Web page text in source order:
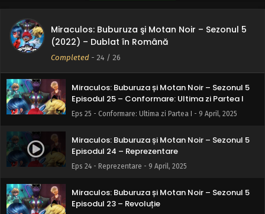
Miraculos: Buburuza şi Motan Noir – Sezonul 5
(2022) – Dublat în Română
Completed - 24 / 26
Miraculos: Buburuza și Motan Noir – Sezonul 5
Episodul 26 – Recreație: Ultima zi Partea II
Eps 26 - Recreație: Ultima zi Partea II - 9 April, 2025
Miraculos: Buburuza și Motan Noir – Sezonul 5
Episodul 25 – Conformare: Ultima zi Partea I
Eps 25 - Conformare: Ultima zi Partea I - 9 April, 2025
Miraculos: Buburuza și Motan Noir – Sezonul 5
Episodul 24 – Reprezentare
Eps 24 - Reprezentare - 9 April, 2025
Miraculos: Buburuza și Motan Noir – Sezonul 5
Episodul 23 – Revoluție